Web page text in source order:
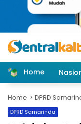
Home
Home DPRD
DPRD Samarinda